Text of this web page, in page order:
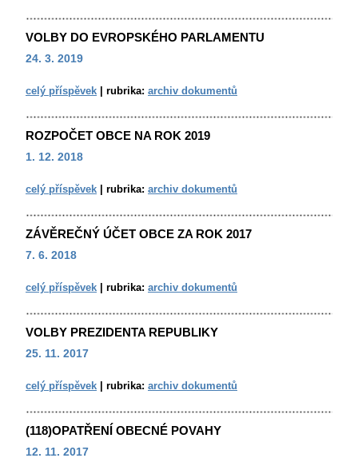
VOLBY DO EVROPSKÉHO PARLAMENTU
24. 3. 2019
celý příspěvek rubrika: archiv dokumentů
ROZPOČET OBCE NA ROK 2019
1. 12. 2018
celý příspěvek rubrika: archiv dokumentů
ZÁVĚREČNÝ ÚČET OBCE ZA ROK 2017
7. 6. 2018
celý příspěvek rubrika: archiv dokumentů
VOLBY PREZIDENTA REPUBLIKY
25. 11. 2017
celý příspěvek rubrika: archiv dokumentů
(118)OPATŘENÍ OBECNÉ POVAHY
12. 11. 2017